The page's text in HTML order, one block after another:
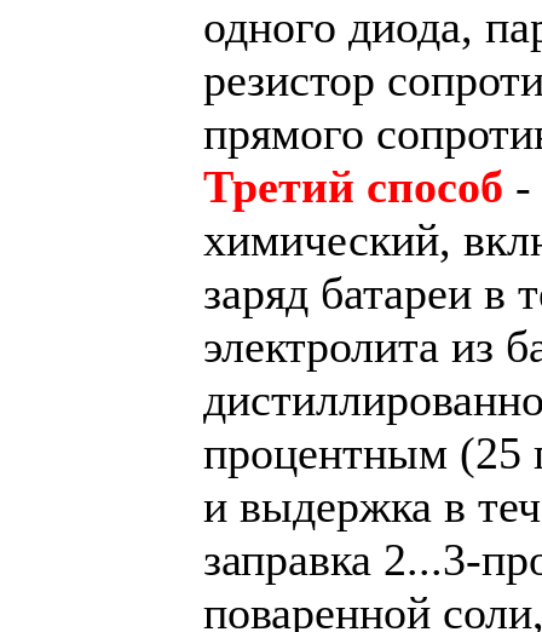
одного диода,
резистор
прямого
Третий способ -
химический,
заряд батареи в
электролита из
процентным (25
и выдержка в
заправка 2...3-
поваренной